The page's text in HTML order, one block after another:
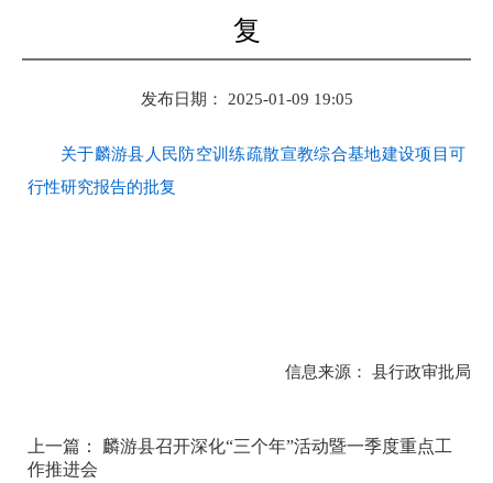
复
发布日期： 2025-01-09 19:05
关于麟游县人民防空训练疏散宣教综合基地建设项目可
行性研究报告的批复
信息来源： 县行政审批局
上一篇： 麟游县召开深化“三个年”活动暨一季度重点工
作推进会